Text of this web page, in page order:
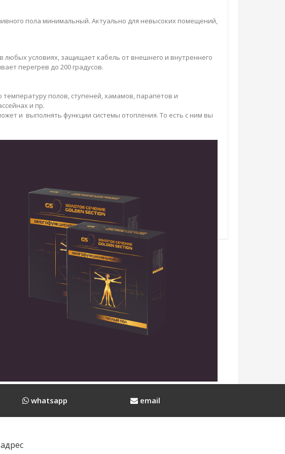
пола минимальный. Актуально для невысоких помещений,
любых условиях, защищает кабель от внешнего и внутреннего
перегрев до 200 градусов.
полов, ступеней, хамамов, парапетов и
и пр.
и выполнять функции системы отопления. То есть с ним вы
whatsapp email